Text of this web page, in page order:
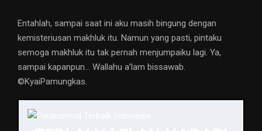
Entahlah, sampai saat ini aku masih bingung dengan
kemisteriusan makhluk itu. Namun yang pasti, pintaku
semoga makhluk itu tak pernah menjumpaiku lagi. Ya,
sampai kapanpun… Wallahu a’lam bissawab.
©️KyaiPamungkas.